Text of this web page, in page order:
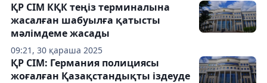
09:21, 30 қараша 2025
ҚР СІМ КҚК теңіз терминалына
жасалған шабуылға қатысты
мәлімдеме жасады
ҚР СІМ: Германия полициясы
жоғалған Қазақстандықты іздеуде